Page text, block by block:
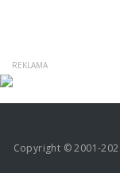
Copyright © 2001-